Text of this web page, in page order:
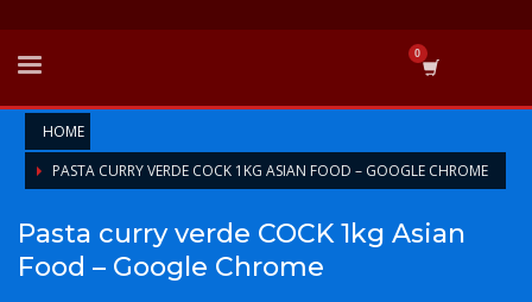
HOME
PASTA CURRY VERDE COCK 1KG ASIAN FOOD – GOOGLE CHROME
Pasta curry verde COCK 1kg Asian
Food – Google Chrome